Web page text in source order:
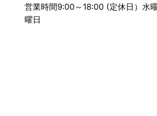
営業時間9:00～18:00 (定休日）水
曜日